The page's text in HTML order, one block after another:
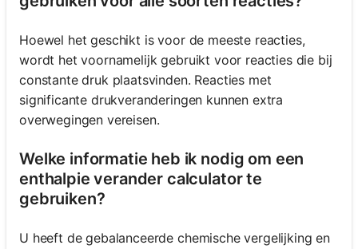
Hoewel het geschikt is voor de meeste reacties,
wordt het voornamelijk gebruikt voor reacties die bij
constante druk plaatsvinden. Reacties met
significante drukveranderingen kunnen extra
overwegingen vereisen.
Welke informatie heb ik nodig om een
enthalpie verander calculator te
gebruiken?
U heeft de gebalanceerde chemische vergelijking en